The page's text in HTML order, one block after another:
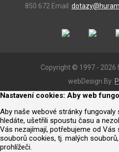
850 672 Email:
Copyright © 1997 - 2026
webDesign By:
Nastavení cookies: Aby web
Aby naše webové stránky fungovaly
hledáte, ušetřili spoustu času a
Vás nezajímají, potřebujeme od
souborů cookies, tj. malých
prohlížeči.